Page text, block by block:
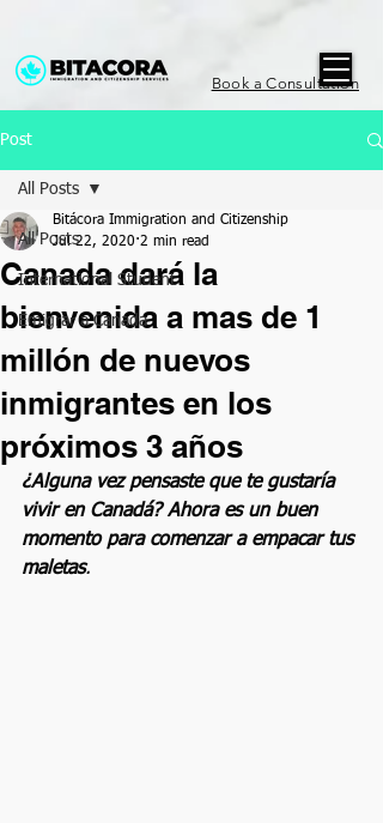
Book a Consultation
Post
All Posts
International Student
Emigrar a Canada
All Posts
Canada dará la
bienvenida a mas de 1
millón de nuevos
inmigrantes en los
próximos 3 años
Bitácora Immigration and Citizenship
Jul 22, 2020 2 min read
¿Alguna vez pensaste que te gustaría
vivir en Canadá? Ahora es un buen
momento para comenzar a empacar tus
maletas.